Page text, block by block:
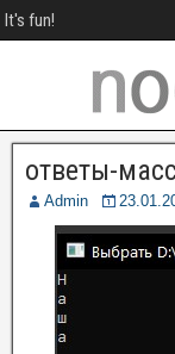
It's fun!
ответы-
Admin